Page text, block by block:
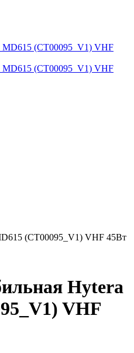
(CT00095_V1) VHF 45Вт
Hytera
VHF